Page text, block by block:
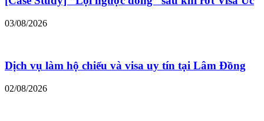
03/08/2026
Dịch vụ làm hộ chiếu và visa uy tín tại Lâm Đồng
02/08/2026